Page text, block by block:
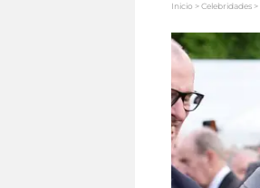
Inicio Celebridades